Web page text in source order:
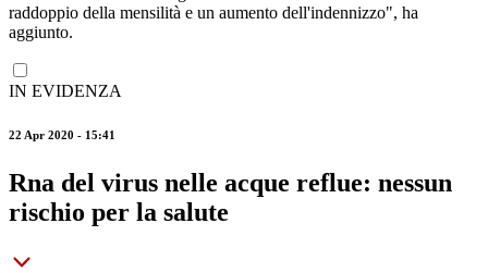
raddoppio della mensilità e un aumento dell'indennizzo", ha
aggiunto.
IN EVIDENZA
22 Apr 2020 - 15:41
Rna del virus nelle acque reflue: nessun
rischio per la salute